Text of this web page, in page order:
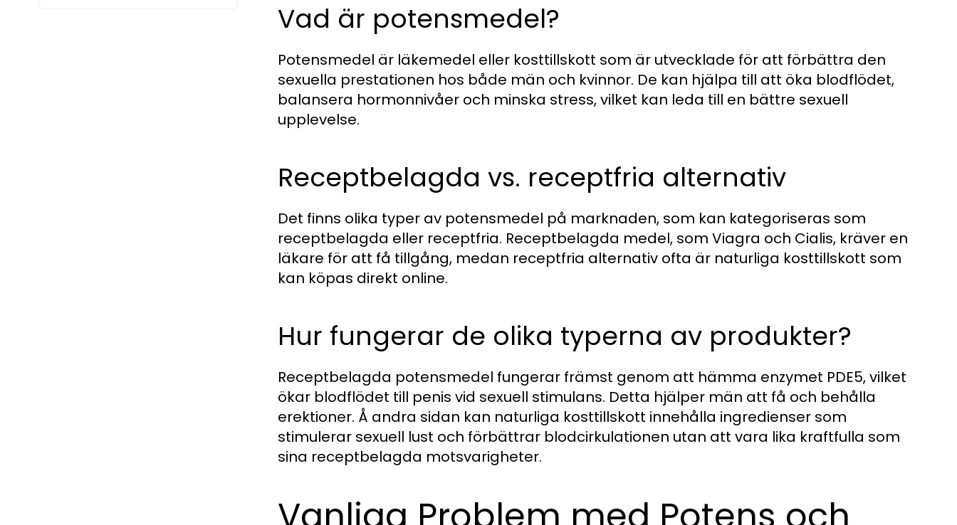
Vad är potensmedel?
Potensmedel är läkemedel eller kosttillskott som är utvecklade för att förbättra den
sexuella prestationen hos både män och kvinnor. De kan hjälpa till att öka blodflödet,
balansera hormonnivåer och minska stress, vilket kan leda till en bättre sexuell
upplevelse.
Receptbelagda vs. receptfria alternativ
Det finns olika typer av potensmedel på marknaden, som kan kategoriseras som
receptbelagda eller receptfria. Receptbelagda medel, som Viagra och Cialis, kräver en
läkare för att få tillgång, medan receptfria alternativ ofta är naturliga kosttillskott som
kan köpas direkt online.
Hur fungerar de olika typerna av produkter?
Receptbelagda potensmedel fungerar främst genom att hämma enzymet PDE5, vilket
ökar blodflödet till penis vid sexuell stimulans. Detta hjälper män att få och behålla
erektioner. Å andra sidan kan naturliga kosttillskott innehålla ingredienser som
stimulerar sexuell lust och förbättrar blodcirkulationen utan att vara lika kraftfulla som
sina receptbelagda motsvarigheter.